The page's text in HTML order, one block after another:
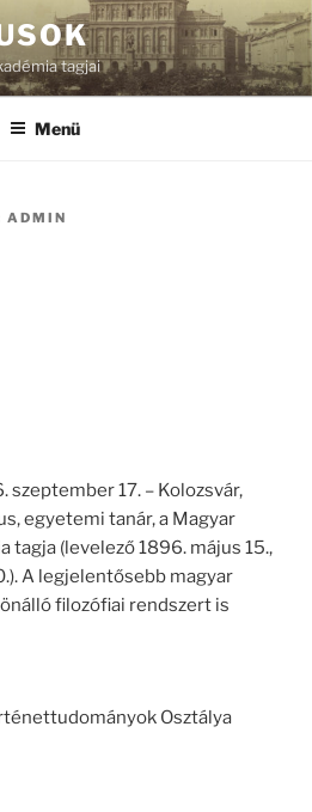
tagjai
Menü
ADMIN
szeptember 17. – Kolozsvár,
egyetemi tanár, a Magyar
tagja (levelező 1896. május 15.,
A legjelentősebb magyar
filozófiai rendszert is
Osztálya